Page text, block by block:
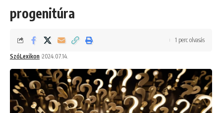
progenitúra
SzóLexikon 2024.07.14.
1 perc olvasás